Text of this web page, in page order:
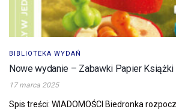
BIBLIOTEKA WYDAŃ
Nowe wydanie – Zabawki Papier
17 marca 2025
Spis treści: WIADOMOŚCI Biedronka